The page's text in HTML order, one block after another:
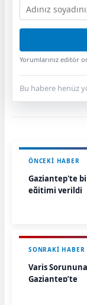
Yorumlarınız editör
Bu habere henüz
ÖNCEKI HABER
Gaziantep'te
eğitimi verildi
SONRAKI HABER
Varis
Gaziantep’te